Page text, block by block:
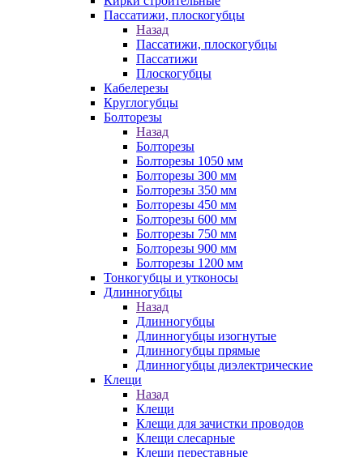
Пассатижи, плоскогубцы
Назад
Пассатижи, плоскогубцы
Пассатижи
Плоскогубцы
Кабелерезы
Круглогубцы
Болторезы
Назад
Болторезы
Болторезы 1050 мм
Болторезы 300 мм
Болторезы 350 мм
Болторезы 450 мм
Болторезы 600 мм
Болторезы 750 мм
Болторезы 900 мм
Болторезы 1200 мм
Тонкогубцы и утконосы
Длинногубцы
Назад
Длинногубцы
Длинногубцы изогнутые
Длинногубцы прямые
Длинногубцы диэлектрические
Клещи
Назад
Клещи
Клещи для зачистки проводов
Клещи слесарные
Клещи переставные